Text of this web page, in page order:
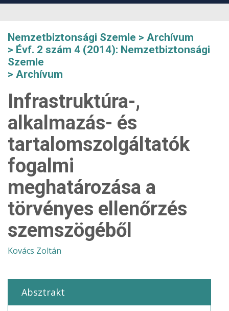
Nemzetbiztonsági Szemle
Archívum
Évf. 2 szám 4 (2014): Nemzetbiztonsági
Szemle
Archívum
Infrastruktúra-,
alkalmazás- és
tartalomszolgáltatók
fogalmi
meghatározása a
törvényes ellenőrzés
szemszögéből
Kovács Zoltán
Absztrakt